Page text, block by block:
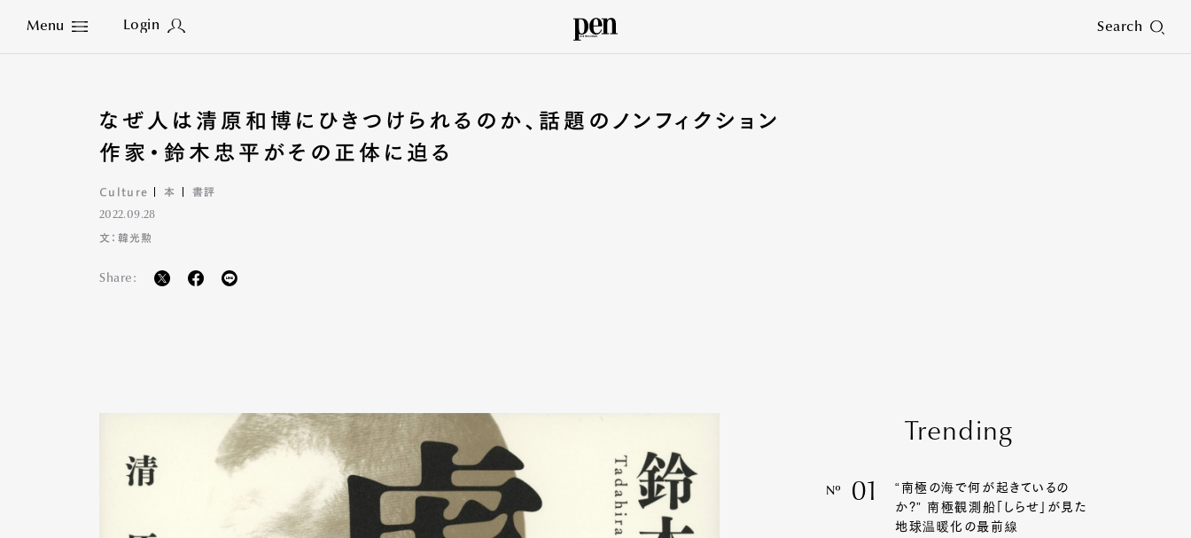
Menu Login Search
Close
なぜ人は清原和博にひきつけられるのか、話題のノンフィクション
作家・鈴木忠平がその正体に迫る
Culture 本 書評
2022.09.28
文：韓光勲
Share:
Trending
Nº 01
“南極の海で何が起きているの
か?” 南極観測船「しらせ」が見た
地球温暖化の最前線